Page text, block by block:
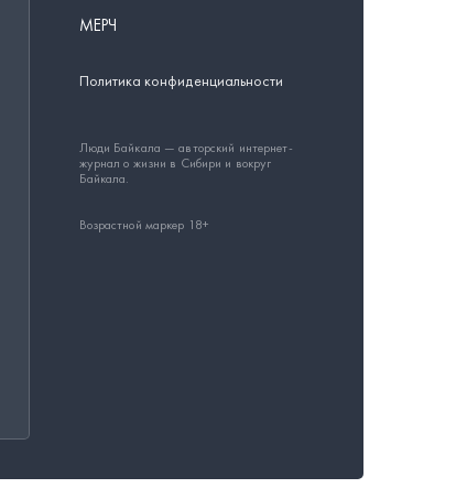
МЕРЧ
Политика конфиденциальности
Люди Байкала — авторский интернет-
журнал о жизни в Сибири и вокруг
Байкала.
Возрастной маркер 18+